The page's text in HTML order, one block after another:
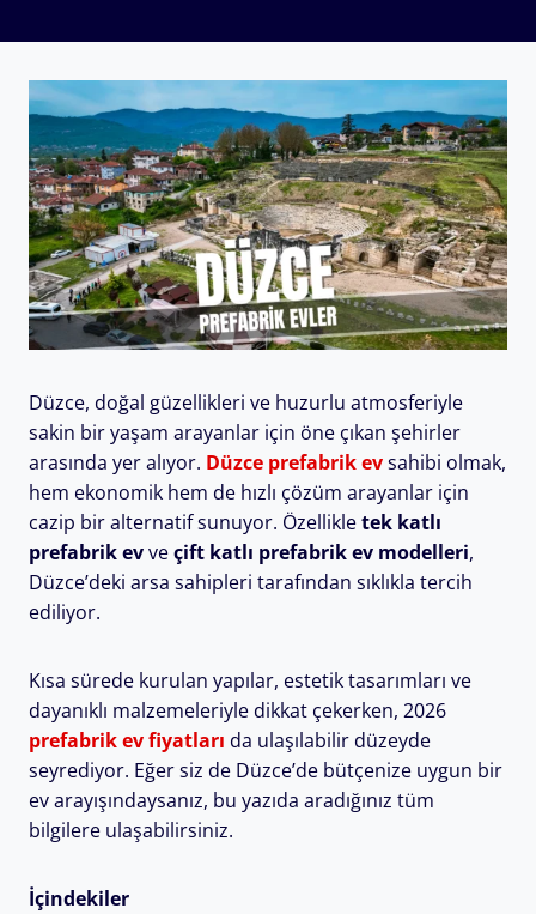
Düzce, doğal güzellikleri ve huzurlu atmosferiyle
sakin bir yaşam arayanlar için öne çıkan şehirler
arasında yer alıyor. Düzce prefabrik evsahibi olmak,
hem ekonomik hem de hızlı çözüm arayanlar için
cazip bir alternatif sunuyor. Özellikletek katlı
prefabrik evveçift katlı prefabrik ev modelleri,
Düzce’deki arsa sahipleri tarafından sıklıkla tercih
ediliyor.
Kısa sürede kurulan yapılar, estetik tasarımları ve
dayanıklı malzemeleriyle dikkat çekerken, 2026
prefabrik ev fiyatları da ulaşılabilir düzeyde
seyrediyor. Eğer siz de Düzce’de bütçenize uygun bir
ev arayışındaysanız, bu yazıda aradığınız tüm
bilgilere ulaşabilirsiniz.
İçindekiler